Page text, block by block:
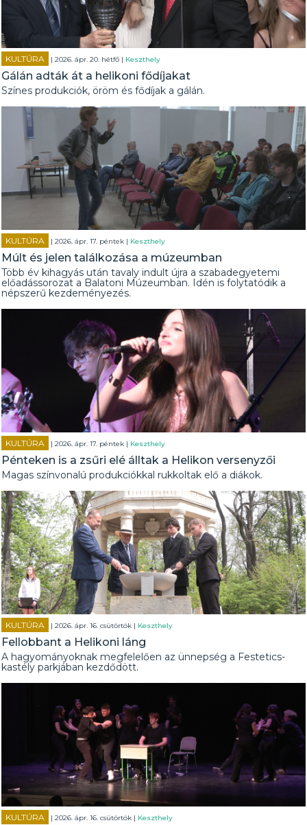
KULTÚRA | 2026. ápr. 20. hétfő | Keszthely
Gálán adták át a helikoni fődíjakat
Színes produkciók, öröm és fődíjak a gálán.
KULTÚRA | 2026. ápr. 17. péntek | Keszthely
Múlt és jelen találkozása a múzeumban
Több év kihagyás után tavaly indult újra a szabadegyetemi
előadássorozat a Balatoni Múzeumban. Idén is folytatódik a
népszerű kezdeményezés.
KULTÚRA | 2026. ápr. 17. péntek | Keszthely
Pénteken is a zsűri elé álltak a Helikon versenyzői
Magas színvonalú produkciókkal rukkoltak elő a diákok.
KULTÚRA | 2026. ápr. 16. csütörtök | Keszthely
Fellobbant a Helikoni láng
A hagyományoknak megfelelően az ünnepség a Festetics-
kastély parkjában kezdődött.
KULTÚRA | 2026. ápr. 16. csütörtök | Keszthely